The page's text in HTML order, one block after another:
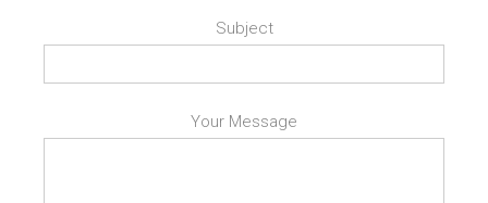
Subject
Your Message